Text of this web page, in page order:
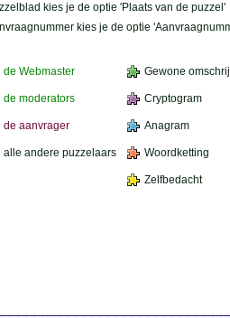
kies je de optie 'Plaats van de puzzel'
kies je de optie
Webmaster Gewone
de moderators Cryptogram
de aanvrager Anagram
alle andere puzzelaars Woordketting
Zelfbedacht